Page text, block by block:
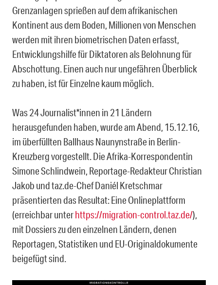
Grenzanlagen sprießen auf dem afrikanischen
Kontinent aus dem Boden, Millionen von Menschen
werden mit ihren biometrischen Daten erfasst,
Entwicklungshilfe für Diktatoren als Belohnung für
Abschottung. Einen auch nur ungefähren Überblick
zu haben, ist für Einzelne kaum möglich.
Was 24 Journalist*innen in 21 Ländern
herausgefunden haben, wurde am Abend, 15.12.16,
im überfüllten Ballhaus Naunynstraße in Berlin-
Kreuzberg vorgestellt. Die Afrika-Korrespondentin
Simone Schlindwein, Reportage-Redakteur Christian
Jakob und taz.de-Chef Daniél Kretschmar
präsentierten das Resultat: Eine Onlineplattform
(erreichbar unterhttps://migration-control.taz.de/),
mit Dossiers zu den einzelnen Ländern, denen
Reportagen, Statistiken und EU-Originaldokumente
beigefügt sind.